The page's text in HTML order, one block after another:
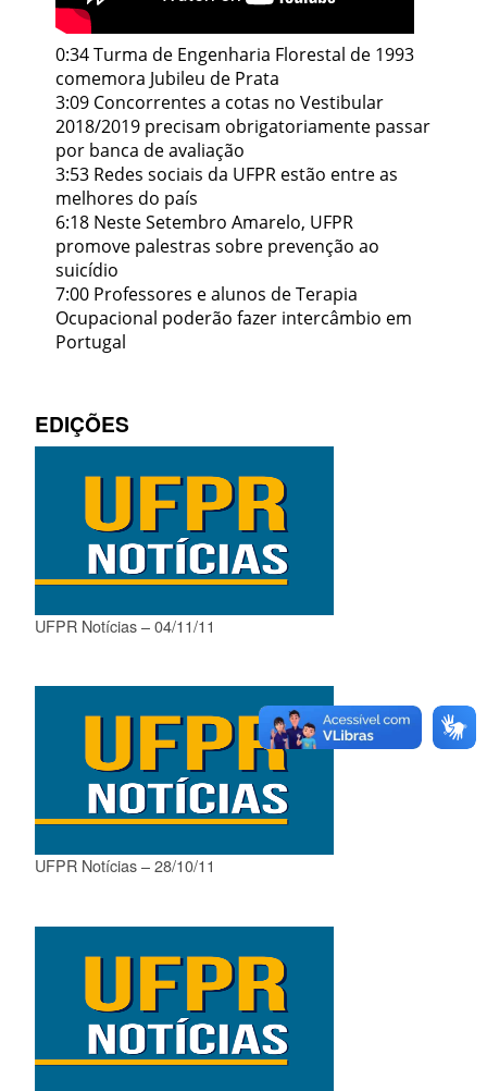
0:34 Turma de Engenharia Florestal de 1993
comemora Jubileu de Prata
3:09 Concorrentes a cotas no Vestibular
2018/2019 precisam obrigatoriamente passar
por banca de avaliação
3:53 Redes sociais da UFPR estão entre as
melhores do país
6:18 Neste Setembro Amarelo, UFPR
promove palestras sobre prevenção ao
suicídio
7:00 Professores e alunos de Terapia
Ocupacional poderão fazer intercâmbio em
Portugal
EDIÇÕES
UFPR Notícias – 04/11/11
UFPR Notícias – 28/10/11